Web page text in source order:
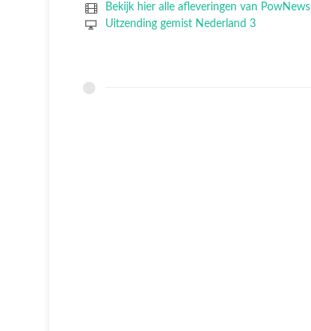
Bekijk hier alle afleveringen van PowNews
Uitzending gemist Nederland 3